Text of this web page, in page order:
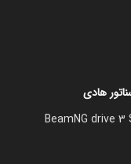
BeamNG drive